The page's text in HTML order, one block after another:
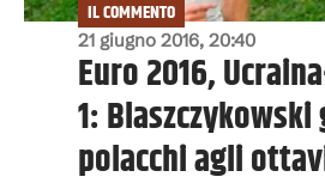
21 giugno 2016, 20:40
IL COMMENTO
Euro 2016,
1: Blaszczykowski
polacchi agli